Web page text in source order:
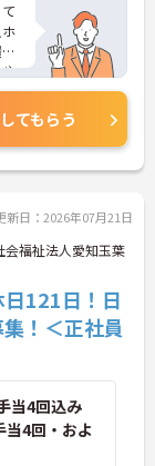
や
てもらう
新日：2026年07月21日
会福祉法人愛知玉葉
日121日！日
！＜正社員
4回込み
4回・およ